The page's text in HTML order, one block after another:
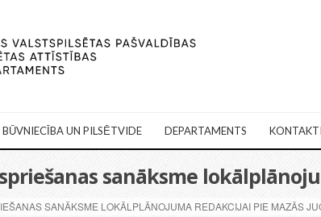
BŪVNIECĪBA UN PILSĒTVIDE DEPARTAMENTS KONTAKTI
sanāksme
SANĀKSME LOKĀLPLĀNOJUMA REDAKCIJAI PIE MAZĀS